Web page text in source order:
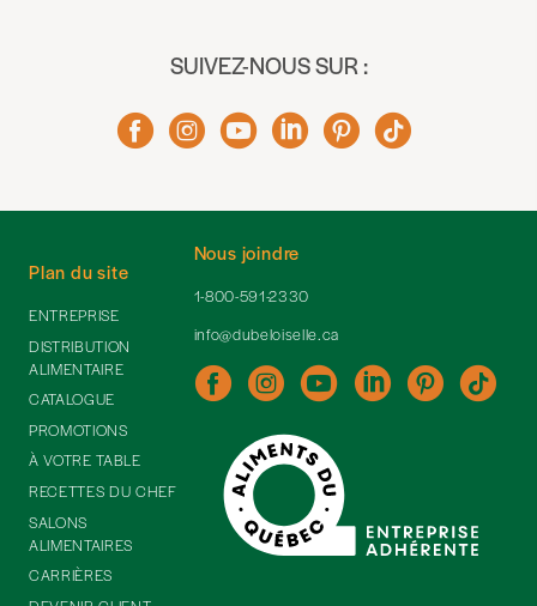
SUIVEZ-NOUS SUR :
Nous joindre
1-800-591-2330
info@dubeloiselle.ca
Plan du site
ENTREPRISE
DISTRIBUTION
ALIMENTAIRE
CATALOGUE
PROMOTIONS
À VOTRE TABLE
RECETTES DU CHEF
SALONS
ALIMENTAIRES
CARRIÈRES